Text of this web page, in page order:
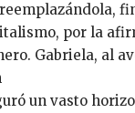
por la
Gabriela, al
un vasto